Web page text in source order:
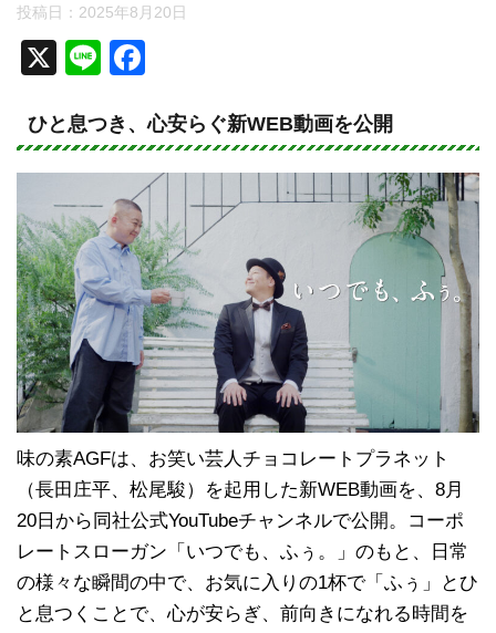
投稿日： 2025年8月20日
X
Li
e
c
e
b
o
o
k
ひと息つき、心安らぐ新WEB動画を公開
味の素AGFは、お笑い芸人チョコレートプラネット
（長田庄平、松尾駿）を起用した新WEB動画を、8月
20日から同社公式YouTubeチャンネルで公開。コーポ
レートスローガン「いつでも、ふぅ。」のもと、日常
の様々な瞬間の中で、お気に入りの1杯で「ふぅ」とひ
と息つくことで、心が安らぎ、前向きになれる時間を